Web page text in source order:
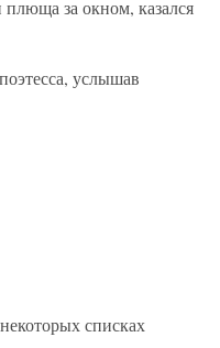
за окном, казался
услышав
списках